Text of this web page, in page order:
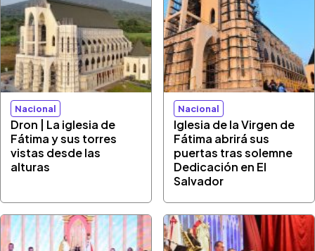
Nacional
Dron | La iglesia de
Fátima y sus torres
vistas desde las
alturas
Nacional
Iglesia de la Virgen de
Fátima abrirá sus
puertas tras solemne
Dedicación en El
Salvador